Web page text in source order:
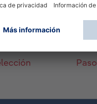
Paso